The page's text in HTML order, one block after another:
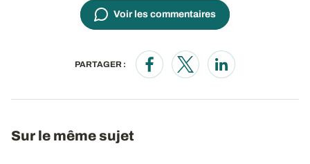
Voir les commentaires
PARTAGER :
Opens in a new window
Opens in a new window
Opens in a new
Sur le même sujet